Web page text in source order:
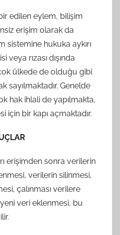
edilen eylem, bilişim
erişim olarak da
sistemine hukuka aykırı
rızası dışında
ülkede de olduğu gibi
sayılmaktadır. Genelde
hak ihlali de yapılmakta,
için bir kapı açmaktadır.
erişimden sonra verilerin
verilerin silinmesi,
çalınması verilere
veri eklenmesi, bu